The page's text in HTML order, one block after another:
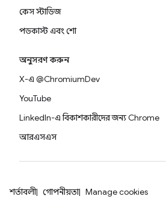
কেস স্টাডিজ
পডকাস্ট এবং শো
অনুসরণ করুন
X-এ @ChromiumDev
YouTube
LinkedIn-এ বিকাশকারীদের জন্য Chrome
আরএসএস
শর্তাবলী গোপনীয়তা Manage cookies